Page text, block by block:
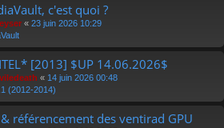
c'est quoi ?
« 23 juin 2026 10:29
[2013] $UP 14.06.2026$
« 14 juin 2026 00:48
(2012-2014)
référencement des ventirad GPU